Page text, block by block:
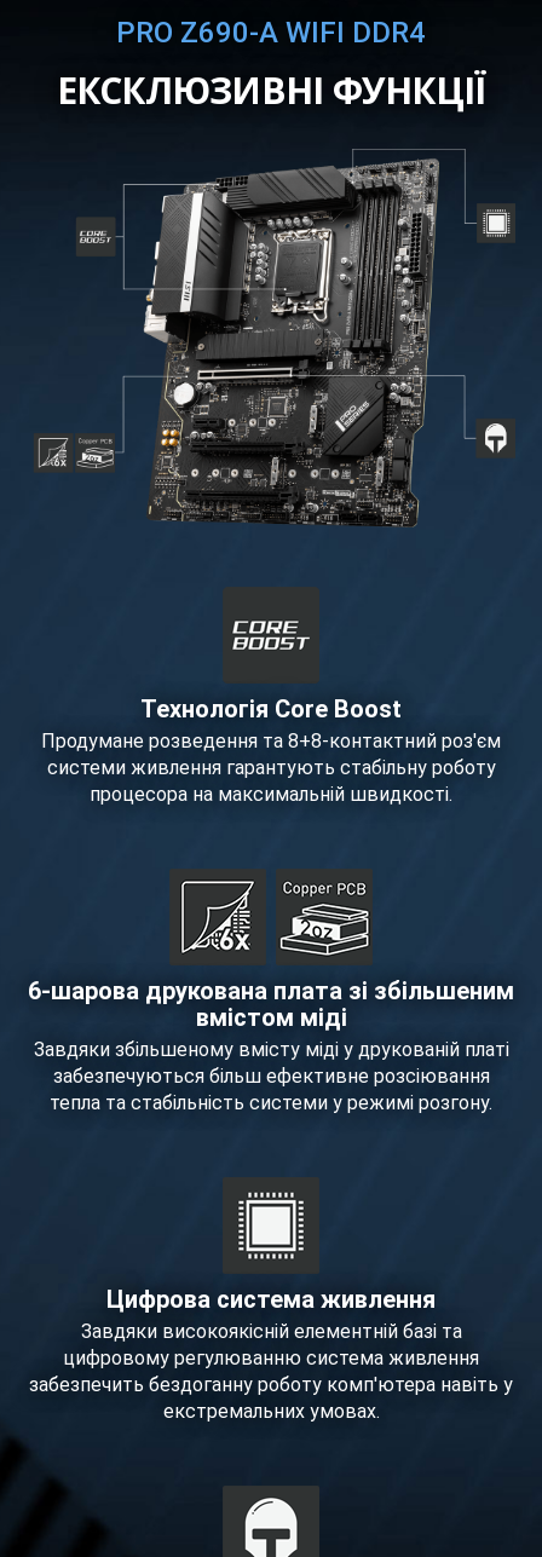
PRO Z690-A WIFI DDR4
ЕКСКЛЮЗИВНІ ФУНКЦІЇ
Технологія Core Boost
Продумане розведення та 8+8-контактний роз'єм
системи живлення гарантують стабільну роботу
процесора на максимальній швидкості.
6-шарова друкована плата зі збільшеним
вмістом міді
Завдяки збільшеному вмісту міді у друкованій платі
забезпечуються більш ефективне розсіювання
тепла та стабільність системи у режимі розгону.
Цифрова система живлення
Завдяки високоякісній елементній базі та
цифровому регулюванню система живлення
забезпечить бездоганну роботу комп'ютера навіть у
екстремальних умовах.